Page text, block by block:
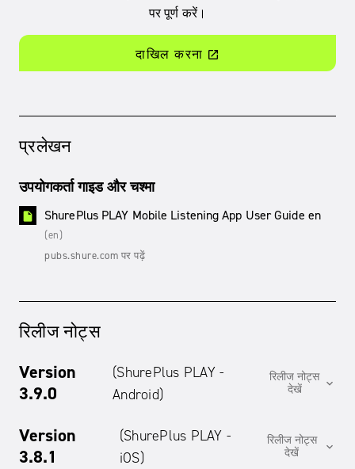
पर पूर्ण करें।
दाखिल करना launch
प्रलेखन
उपयोगकर्ता गाइड और चश्मा
insert_drive_file ShurePlus PLAY Mobile Listening App User Guide en
(en)
pubs.shure.com पर पढ़ें
रिलीज नोट्स
Version
3.9.0
(ShurePlus PLAY -
Android)
रिलीज नोट्स
देखें
expand_more
Version
3.8.1
(ShurePlus PLAY -
iOS)
रिलीज नोट्स
देखें
expand_more